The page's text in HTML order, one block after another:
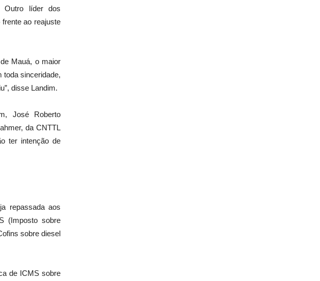
Outro líder dos
ao reajuste
Mauá, o maior
toda sinceridade,
disse Landim.
José Roberto
da CNTTL
ter intenção de
repassada aos
(Imposto sobre
sobre diesel
de ICMS sobre